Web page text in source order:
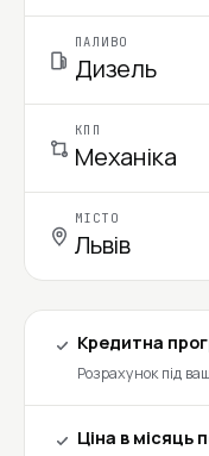
ПАЛИВО
Дизель
КПП
Механіка
МІСТО
Львів
Кредитна
Розрахунок під
Ціна в місяць